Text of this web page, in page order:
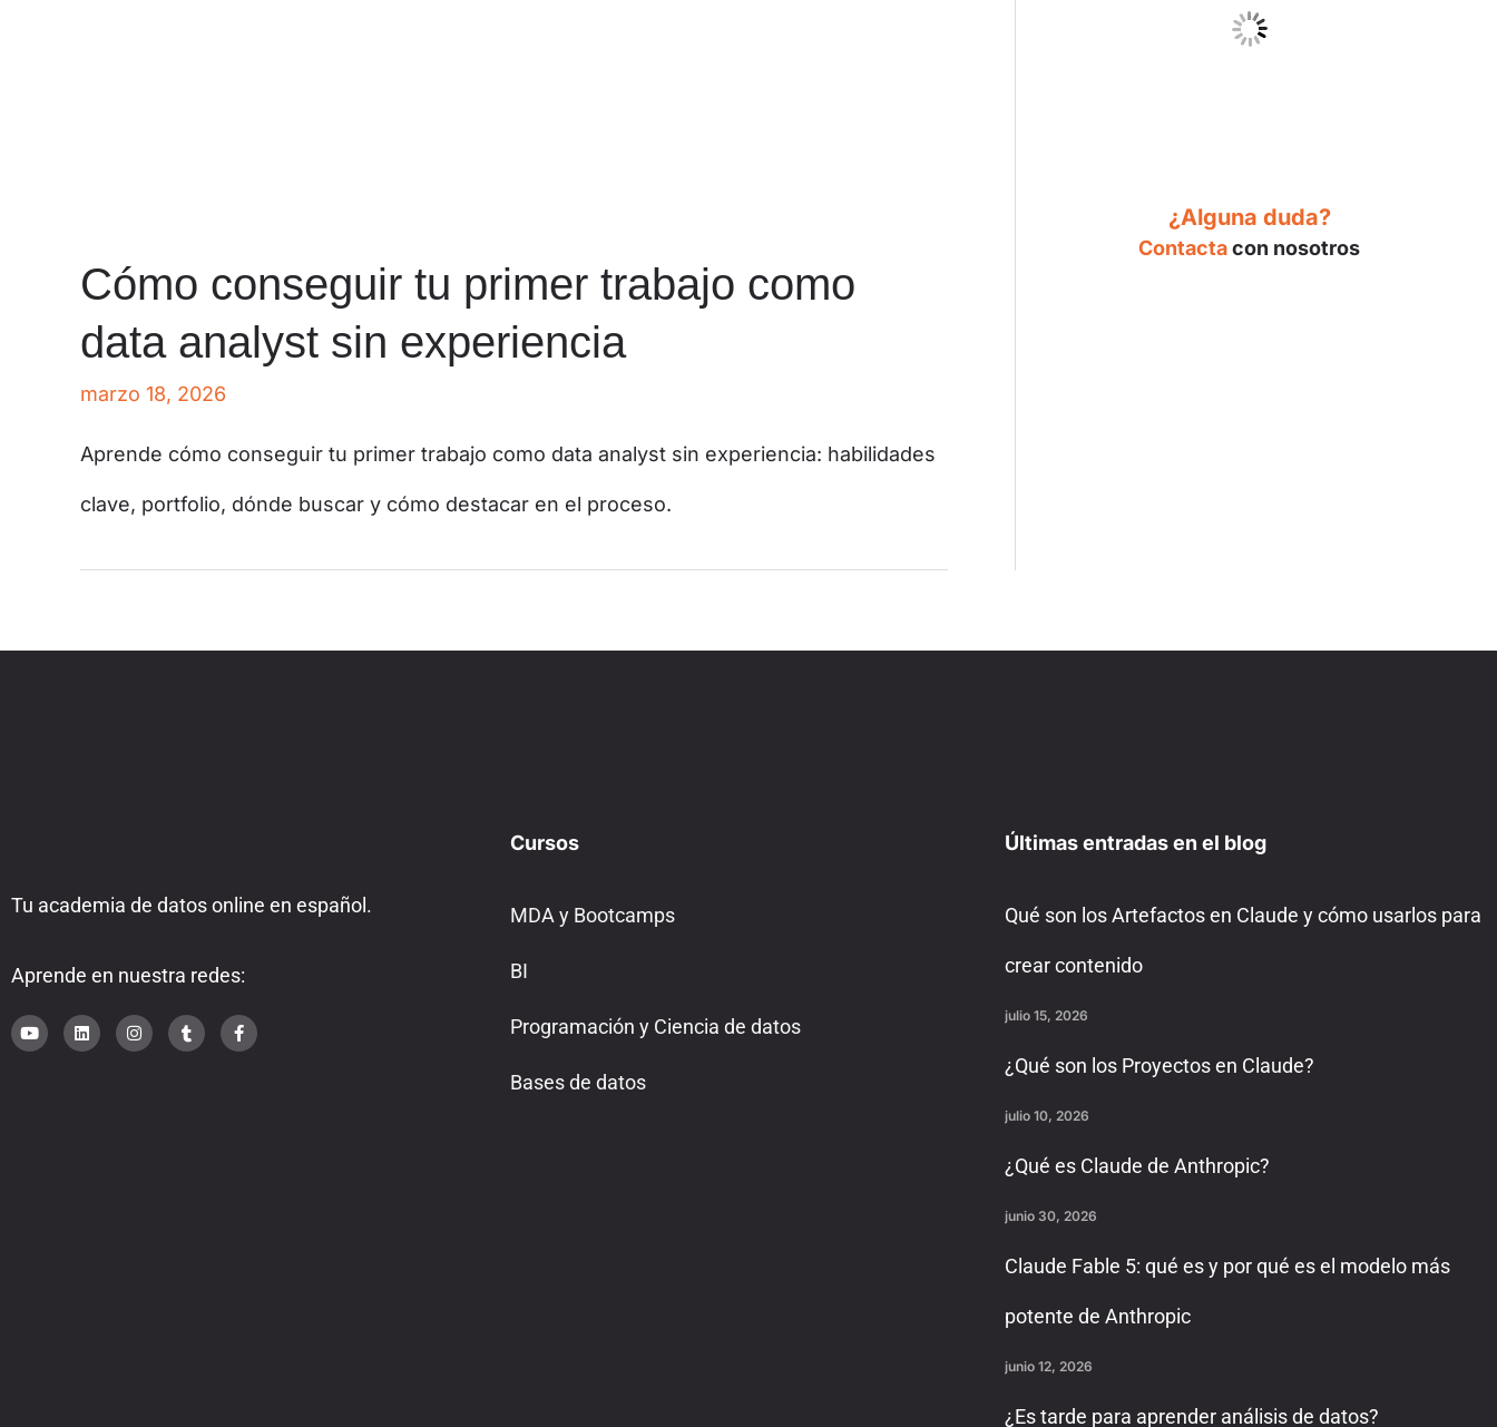
Cómo conseguir tu primer trabajo como
data analyst sin experiencia
marzo 18, 2026
Aprende cómo conseguir tu primer trabajo como data analyst sin experiencia: habilidades
clave, portfolio, dónde buscar y cómo destacar en el proceso.
¿Alguna duda?
Contactacon nosotros
Tu academia de datos online en español.
Aprende en nuestra redes:
Cursos
MDA y Bootcamps
BI
Programación y Ciencia de datos
Bases de datos
Últimas entradas en el blog
Qué son los Artefactos en Claude y cómo usarlos para
crear contenido
julio 15, 2026
¿Qué son los Proyectos en Claude?
julio 10, 2026
¿Qué es Claude de Anthropic?
junio 30, 2026
Claude Fable 5: qué es y por qué es el modelo más
potente de Anthropic
junio 12, 2026
¿Es tarde para aprender análisis de datos?